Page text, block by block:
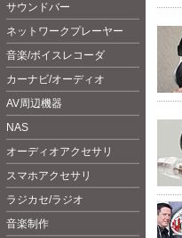
サウンドバー
ネットワークプレーヤー
音楽/ボイスレコーダ
カーナビ/オーディオ
AV周辺機器
NAS
オーディオアクセサリ
スマホアクセサリ
ラジカセ/ラジオ
音楽制作